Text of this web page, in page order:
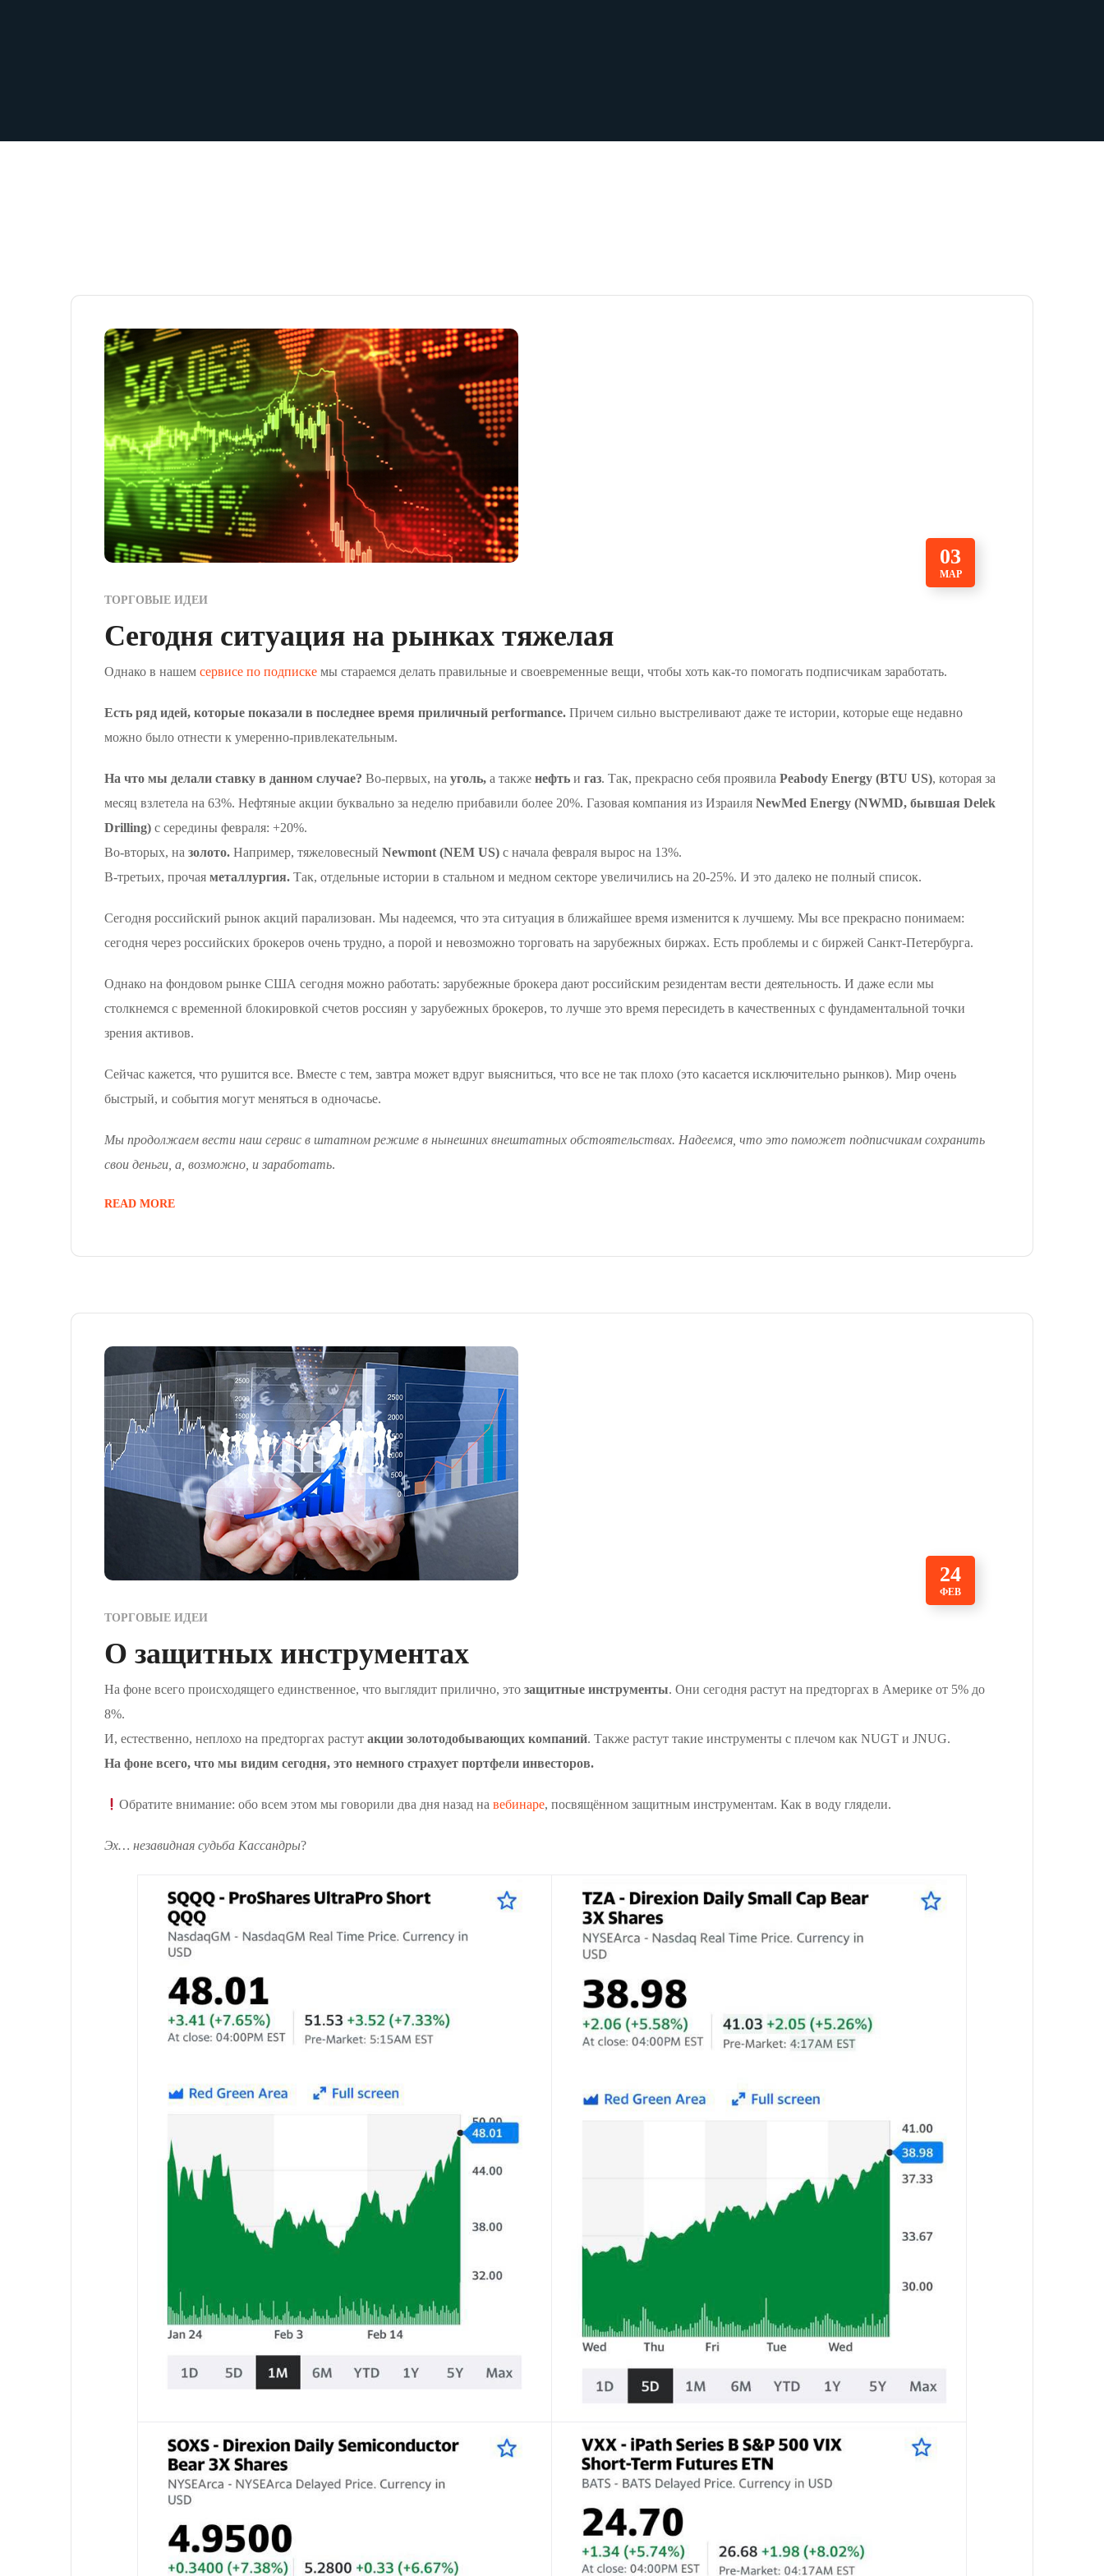
03
МАР
ТОРГОВЫЕ ИДЕИ
Сегодня ситуация на рынках тяжелая
Однако в нашем сервисе по подписке мы стараемся делать правильные и своевременные вещи, чтобы хоть как-то помогать подписчикам заработать.
Есть ряд идей, которые показали в последнее время приличный performance. Причем сильно выстреливают даже те истории, которые еще недавно
можно было отнести к умеренно-привлекательным.
На что мы делали ставку в данном случае? Во-первых, на уголь, а также нефть и газ. Так, прекрасно себя проявила Peabody Energy (BTU US), которая за
месяц взлетела на 63%. Нефтяные акции буквально за неделю прибавили более 20%. Газовая компания из Израиля NewMed Energy (NWMD, бывшая Delek
Drilling) с середины февраля: +20%.
Во-вторых, на золото. Например, тяжеловесный Newmont (NEM US) с начала февраля вырос на 13%.
В-третьих, прочая металлургия. Так, отдельные истории в стальном и медном секторе увеличились на 20-25%. И это далеко не полный список.
Сегодня российский рынок акций парализован. Мы надеемся, что эта ситуация в ближайшее время изменится к лучшему. Мы все прекрасно понимаем:
сегодня через российских брокеров очень трудно, а порой и невозможно торговать на зарубежных биржах. Есть проблемы и с биржей Санкт-Петербурга.
Однако на фондовом рынке США сегодня можно работать: зарубежные брокера дают российским резидентам вести деятельность. И даже если мы
столкнемся с временной блокировкой счетов россиян у зарубежных брокеров, то лучше это время пересидеть в качественных с фундаментальной точки
зрения активов.
Сейчас кажется, что рушится все. Вместе с тем, завтра может вдруг выясниться, что все не так плохо (это касается исключительно рынков). Мир очень
быстрый, и события могут меняться в одночасье.
Мы продолжаем вести наш сервис в штатном режиме в нынешних внештатных обстоятельствах. Надеемся, что это поможет подписчикам сохранить
свои деньги, а, возможно, и заработать.
READ MORE
24
ФЕВ
ТОРГОВЫЕ ИДЕИ
О защитных инструментах
На фоне всего происходящего единственное, что выглядит прилично, это защитные инструменты. Они сегодня растут на предторгах в Америке от 5% до
8%.
И, естественно, неплохо на предторгах растут акции золотодобывающих компаний. Также растут такие инструменты с плечом как NUGT и JNUG.
На фоне всего, что мы видим сегодня, это немного страхует портфели инвесторов.
Обратите внимание: обо всем этом мы говорили два дня назад навебинаре, посвящённом защитным инструментам. Как в воду глядели.
Эх… незавидная судьба Кассандры?